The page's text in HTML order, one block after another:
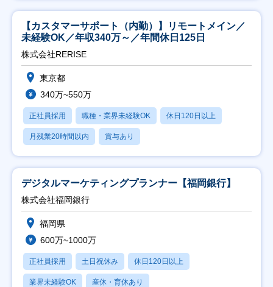
【カスタマーサポート（内勤）】リモートメイン／
未経験OK／年収340万～／年間休日125日
株式会社RERISE
東京都
340万~550万
正社員採用 職種・業界未経験OK 休日120日以上
月残業20時間以内 賞与あり
デジタルマーケティングプランナー【福岡銀行】
株式会社福岡銀行
福岡県
600万~1000万
正社員採用 土日祝休み 休日120日以上
業界未経験OK 産休・育休あり